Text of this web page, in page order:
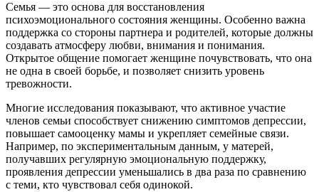
Семья — это основа для восстановления
психоэмоционального состояния женщины. Особенно важна
поддержка со стороны партнера и родителей, которые должны
создавать атмосферу любви, внимания и понимания.
Открытое общение помогает женщине почувствовать, что она
не одна в своей борьбе, и позволяет снизить уровень
тревожности.
Многие исследования показывают, что активное участие
членов семьи способствует снижению симптомов депрессии,
повышает самооценку мамы и укрепляет семейные связи.
Например, по экспериментальным данным, у матерей,
получавших регулярную эмоциональную поддержку,
проявления депрессии уменьшались в два раза по сравнению
с теми, кто чувствовал себя одинокой.